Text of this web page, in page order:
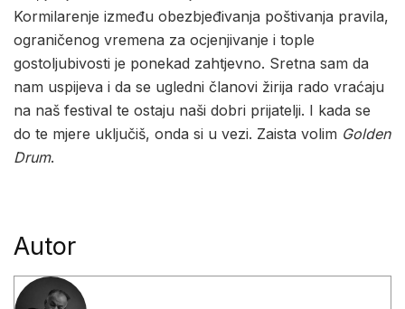
Kormilarenje između obezbjeđivanja poštivanja pravila,
ograničenog vremena za ocjenjivanje i tople
gostoljubivosti je ponekad zahtjevno. Sretna sam da
nam uspijeva i da se ugledni članovi žirija rado vraćaju
na naš festival te ostaju naši dobri prijatelji. I kada se
do te mjere uključiš, onda si u vezi. Zaista volim Golden
Drum.
Autor